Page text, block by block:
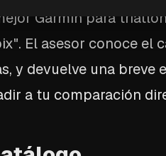
Garmin para
El asesor conoce
y devuelve una
a tu comparación